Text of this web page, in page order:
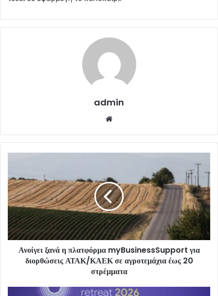
admin
Ανοίγει ξανά η πλατφόρμα myBusinessSupport για
διορθώσεις ΑΤΑΚ/ΚΑΕΚ σε αγροτεμάχια έως 20
στρέμματα